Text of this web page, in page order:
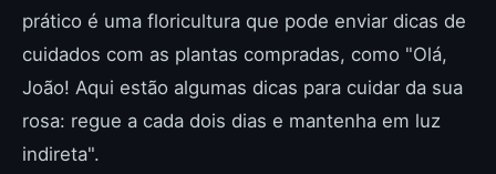
prático é uma floricultura que pode enviar dicas de
cuidados com as plantas compradas, como "Olá,
João! Aqui estão algumas dicas para cuidar da sua
rosa: regue a cada dois dias e mantenha em luz
indireta".